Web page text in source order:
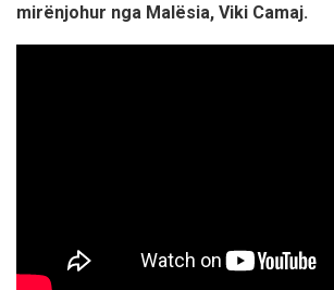
mirënjohur nga Malësia, Viki Camaj.